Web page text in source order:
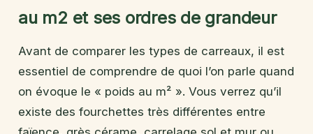
au m2 et ses ordres de grandeur
Avant de comparer les types de carreaux, il est
essentiel de comprendre de quoi l’on parle quand
on évoque le « poids au m² ». Vous verrez qu’il
existe des fourchettes très différentes entre